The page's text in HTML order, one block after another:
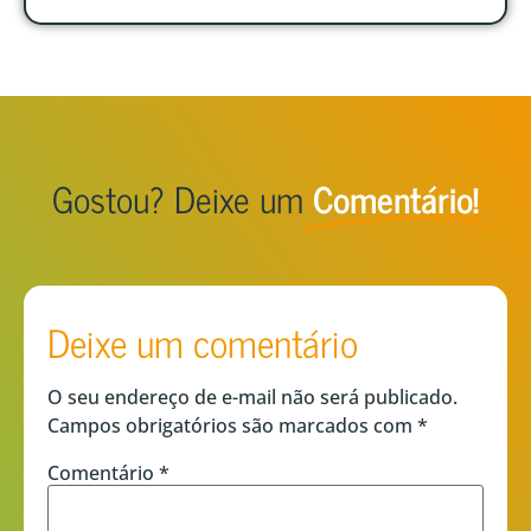
Gostou? Deixe um Comentário!
Deixe um comentário
O seu endereço de e-mail não será publicado.
Campos obrigatórios são marcados com *
Comentário *